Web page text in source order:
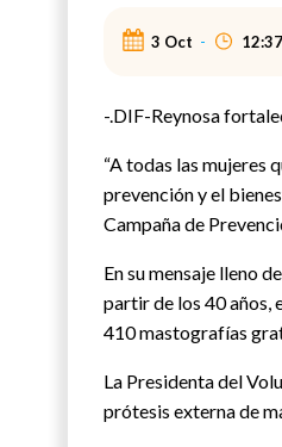
3 Oct -
-.DIF-Reynosa
“A todas las mujeres
prevención y el
Campaña de
En su mensaje lleno
partir de los 40 años,
410 mastografías
La Presidenta del
prótesis externa de